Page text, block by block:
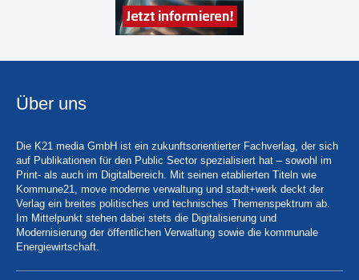
Über uns
Die K21 media GmbH ist ein zukunftsorientierter Fachverlag, der sich
auf Publikationen für den Public Sector spezialisiert hat – sowohl im
Print- als auch im Digitalbereich. Mit seinen etablierten Titeln wie
Kommune21, move moderne verwaltung und stadt+werk deckt der
Verlag ein breites politisches und technisches Themenspektrum ab.
Im Mittelpunkt stehen dabei stets die Digitalisierung und
Modernisierung der öffentlichen Verwaltung sowie die kommunale
Energiewirtschaft.